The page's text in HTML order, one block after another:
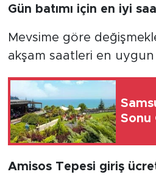
Gün batımı için en iyi
Mevsime göre
akşam saatleri en uygun
Sonu
Amisos Tepesi giriş